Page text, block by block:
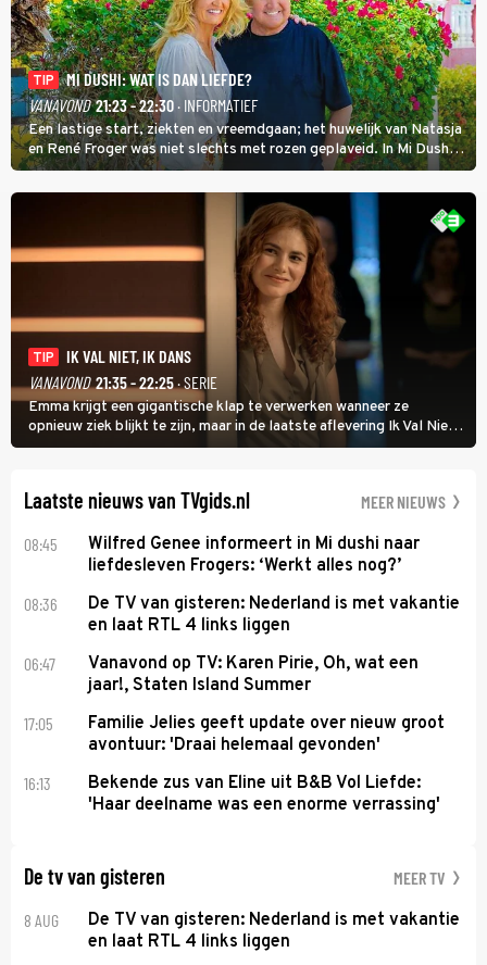
TIP
MI DUSHI: WAT IS DAN LIEFDE?
VANAVOND 21:23 - 22:30 · INFORMATIEF
Een lastige start, ziekten en vreemdgaan; het huwelijk van Natasja
en René Froger was niet slechts met rozen geplaveid. In Mi Dushi:
Wat Is Dan Liefde? neemt Wilfred Genee het showbizzkoppel mee
uit vissen om het over de liefde te hebben.
TIP
IK VAL NIET, IK DANS
VANAVOND 21:35 - 22:25· SERIE
Emma krijgt een gigantische klap te verwerken wanneer ze
opnieuw ziek blijkt te zijn, maar in de laatste aflevering Ik Val Niet,
Ik Dans laat ze zien dat ze niet van plan is op te geven, zelfs als ze
Laatste nieuws van TVgids.nl MEER NIEUWS
08:45
Wilfred Genee informeert in Mi dushi naar
liefdesleven Frogers: ‘Werkt alles nog?’
08:36
De TV van gisteren: Nederland is met vakantie
en laat RTL 4 links liggen
06:47
Vanavond op TV: Karen Pirie, Oh, wat een
jaar!, Staten Island Summer
17:05
Familie Jelies geeft update over nieuw groot
avontuur: 'Draai helemaal gevonden'
16:13
Bekende zus van Eline uit B&B Vol Liefde:
'Haar deelname was een enorme verrassing'
De tv van gisteren MEER TV
8 AUG
De TV van gisteren: Nederland is met vakantie
en laat RTL 4 links liggen